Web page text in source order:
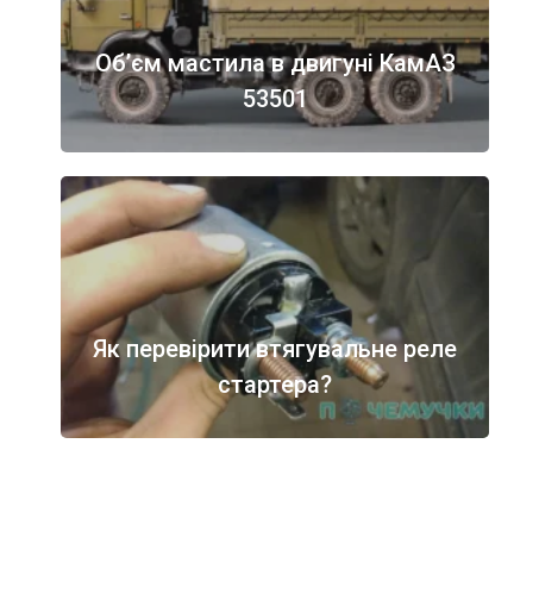
Об’єм мастила в двигуні КамАЗ
53501
Як перевірити втягувальне реле
стартера?